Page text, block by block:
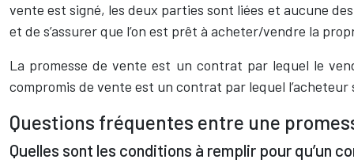
vente est signé, les deux parties sont liées et aucune
et de s’assurer que l’on est prêt à acheter/vendre la
La promesse de vente est un contrat par lequel le
compromis de vente est un contrat par lequel
Questions fréquentes entre une
Quelles sont les conditions à remplir pour qu’un